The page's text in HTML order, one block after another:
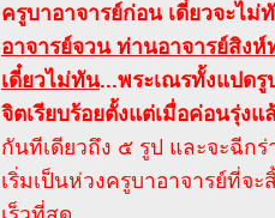
ครูบาอาจารย์ก่อน เดี๋ยวจะไม่
อาจารย์จวน ท่านอาจารย์สิง
เดี๋ยวไม่ทัน...พระเณรทั้งแปดรู
จิตเรียบร้อยตั้งแต่เมื่อค่อนรุ่งแ
กันทีเดียวถึง ๕ รูป และจะฉีก
เริ่มเป็นห่วงครูบาอาจารย์ที่จ